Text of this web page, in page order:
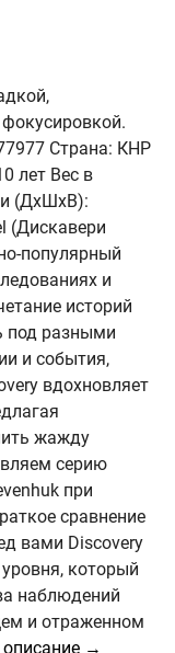
Страна: КНР
лет Вес в
(ДхШхВ):
(Дискавери
популярный
и
историй
под разными
и события,
вдохновляет
жажду
серию
при
сравнение
вами Discovery
который
наблюдений
и отраженном
описание →